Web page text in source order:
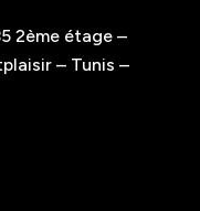
2ème étage –
– Tunis –